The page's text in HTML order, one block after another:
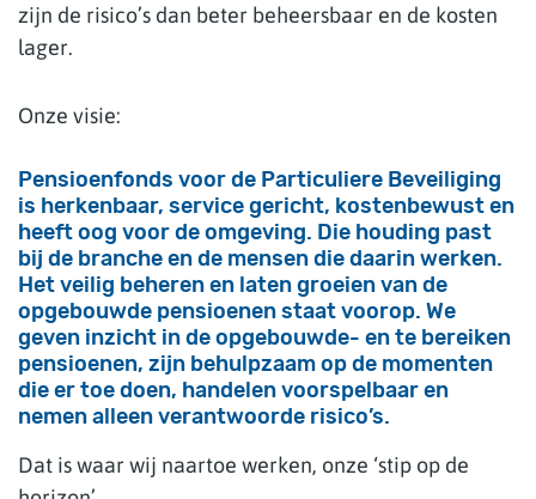
zijn de risico’s dan beter beheersbaar en de kosten
lager.
Onze visie:
Pensioenfonds voor de Particuliere Beveiliging
is herkenbaar, service gericht, kostenbewust en
heeft oog voor de omgeving. Die houding past
bij de branche en de mensen die daarin werken.
Het veilig beheren en laten groeien van de
opgebouwde pensioenen staat voorop. We
geven inzicht in de opgebouwde- en te bereiken
pensioenen, zijn behulpzaam op de momenten
die er toe doen, handelen voorspelbaar en
nemen alleen verantwoorde risico’s.
Dat is waar wij naartoe werken, onze ‘stip op de